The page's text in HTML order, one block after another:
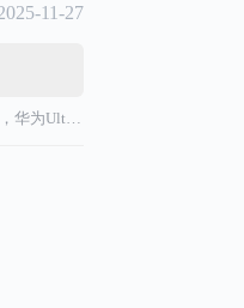
11-27
列“价值超车”